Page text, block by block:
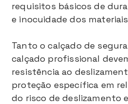
requisitos básicos de
e inocuidade dos
Tanto o calçado de
calçado profissional
resistência ao
proteção específica em
do risco de deslizamento